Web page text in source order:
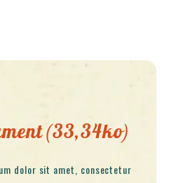
(33,34ko)
dolor sit amet, consectetur